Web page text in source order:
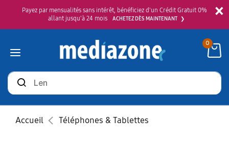
×
Payez par mensualités sans intérêt, bénéficiez d'un Crédit Gratuit 0%
allant jusqu'à 24 mois
ACHETEZ DÈS MAINTENANT
Rechercher
des
produits
0
Accueil Téléphones & Tablettes